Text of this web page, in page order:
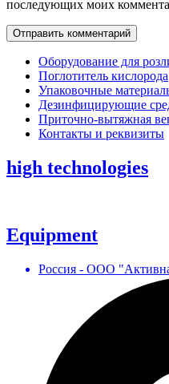
последующих моих
Оборудование для
Поглотитель кислорода
Упаковочные
Дезинфицирующие
Приточно-вытяжная
Контакты и реквизиты
high technologies
Equipment
Россия - ООО